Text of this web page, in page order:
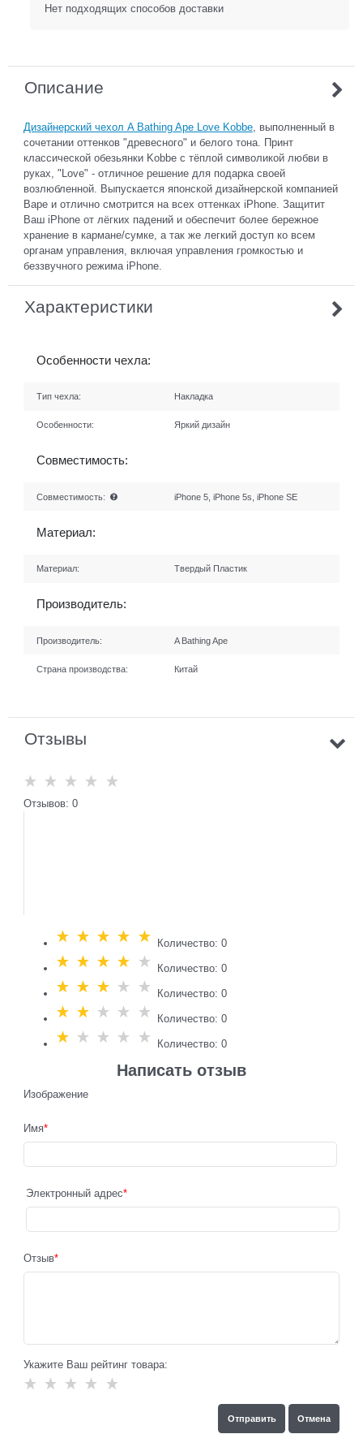
Нет подходящих способов доставки
Описание
Дизайнерский чехол A Bathing Ape Love Kobbe, выполненный в
сочетании оттенков "древесного" и белого тона. Принт
классической обезьянки Kobbe с тёплой символикой любви в
руках, "Love" - отличное решение для подарка своей
возлюбленной. Выпускается японской дизайнерской компанией
Bape и отлично смотрится на всех оттенках iPhone. Защитит
Ваш iPhone от лёгких падений и обеспечит более бережное
хранение в кармане/сумке, а так же легкий доступ ко всем
органам управления, включая управления громкостью и
беззвучного режима iPhone.
Характеристики
Особенности чехла:
Тип чехла: Накладка
Особенности: Яркий дизайн
Совместимость:
Совместимость: iPhone 5, iPhone 5s, iPhone SE
Материал:
Материал: Твердый Пластик
Производитель:
Производитель: A Bathing Ape
Страна производства: Китай
Отзывы
Отзывов: 0
Количество: 0
Количество: 0
Количество: 0
Количество: 0
Количество: 0
Написать отзыв
Изображение
Имя
Электронный адрес
Отзыв
Укажите Ваш рейтинг товара: